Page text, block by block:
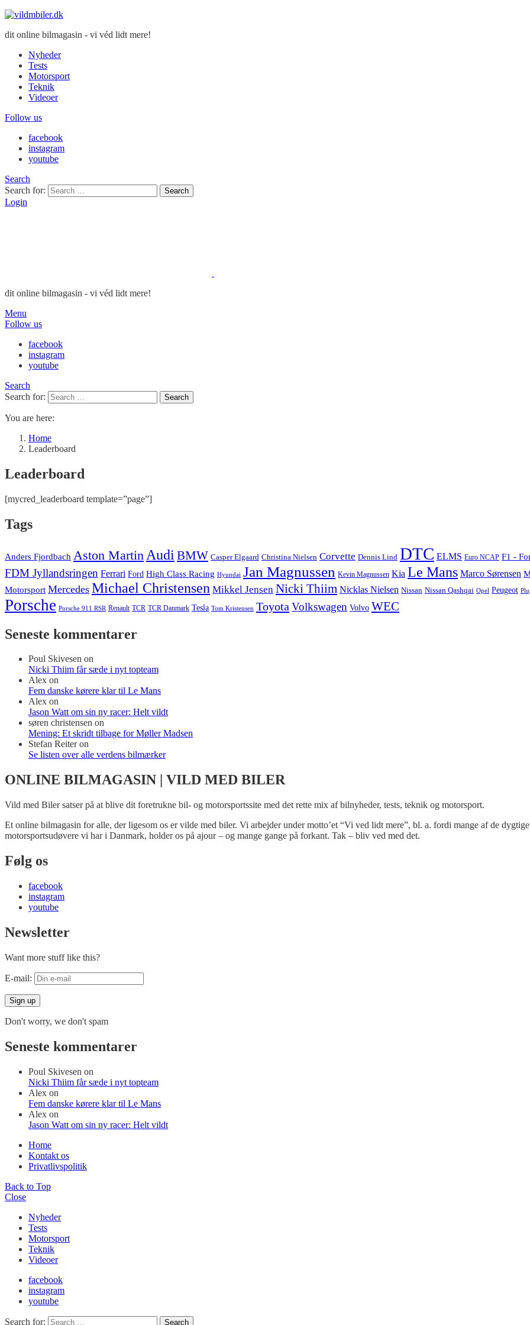
dit online bilmagasin - vi véd lidt mere!
Nyheder
Tests
Motorsport
Teknik
Videoer
Follow us
facebook
instagram
youtube
Search
Search for:
Search
Login
dit online bilmagasin - vi véd lidt mere!
Menu
Follow us
facebook
instagram
youtube
Search
Search for:
Search
You are here:
Home
Leaderboard
Leaderboard
[mycred_leaderboard template=”page”]
Tags
Anders Fjordbach Aston Martin Audi BMW Casper Elgaard Christina Nielsen Corvette Dennis Lind DTC ELMS Euro NCAP F1 -
FDM Jyllandsringen Ferrari Ford High Class Racing Hyundai Jan Magnussen Kevin Magnussen Kia Le Mans Marco Sørensen
Motorsport Mercedes Michael Christensen Mikkel Jensen Nicki Thiim Nicklas Nielsen Nissan Nissan Qashqai Opel Peugeot
Porsche Porsche 911 RSR Renault TCR TCR Danmark Tesla Tom Kristensen Toyota Volkswagen Volvo WEC
Seneste kommentarer
Poul Skivesen on
Nicki Thiim får sæde i nyt topteam
Alex on
Fem danske kørere klar til Le Mans
Alex on
Jason Watt om sin ny racer: Helt vildt
søren christensen on
Mening: Et skridt tilbage for Møller Madsen
Stefan Reiteron
Se listen over alle verdens bilmærker
ONLINE BILMAGASIN | VILD MED BILER
Vild med Biler satser på at blive dit foretrukne bil- og motorsportssite med det rette mix af bilnyheder, tests, teknik og motorsport.
Et online bilmagasin for alle, der ligesom os er vilde med biler. Vi arbejder under motto’et “Vi ved lidt mere”, bl. a. fordi mange af de dygtige
motorsportsudøvere vi har i Danmark, holder os på ajour – og mange gange på forkant. Tak – bliv ved med det.
Følg os
facebook
instagram
youtube
Newsletter
Want more stuff like this?
E-mail:
Don't worry, we don't spam
Seneste kommentarer
Poul Skivesen on
Nicki Thiim får sæde i nyt topteam
Alex on
Fem danske kørere klar til Le Mans
Alex on
Jason Watt om sin ny racer: Helt vildt
Home
Kontakt os
Privatlivspolitik
Back to Top
Close
Nyheder
Tests
Motorsport
Teknik
Videoer
facebook
instagram
youtube
Search for: Search